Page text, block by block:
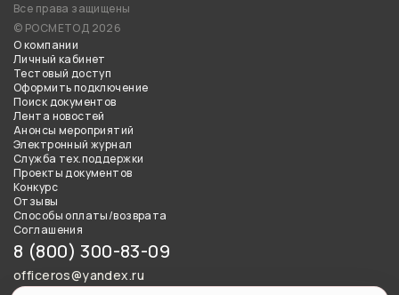
Все права защищены
© РОСМЕТОД 2026
О компании
Личный кабинет
Тестовый доступ
Оформить подключение
Поиск документов
Лента новостей
Анонсы мероприятий
Электронный журнал
Служба тех.поддержки
Проекты документов
Конкурс
Отзывы
Способы оплаты/возврата
Соглашения
8 (800) 300-83-09
officeros@yandex.ru